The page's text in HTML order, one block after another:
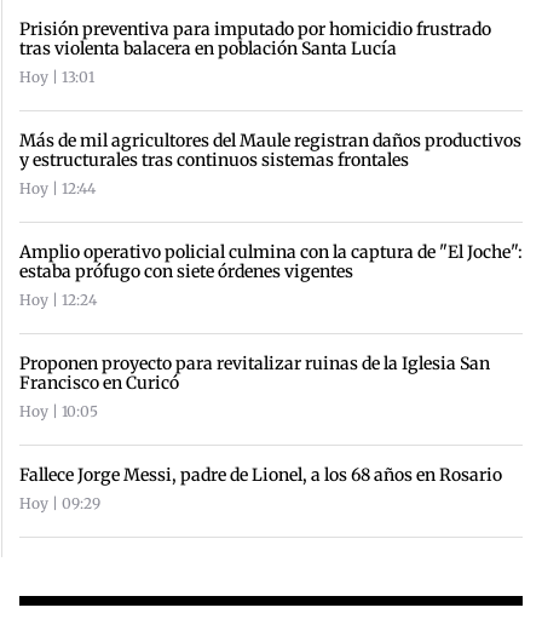
Prisión preventiva para imputado por homicidio frustrado
tras violenta balacera en población Santa Lucía
Hoy | 13:01
Más de mil agricultores del Maule registran daños productivos
y estructurales tras continuos sistemas frontales
Hoy | 12:44
Amplio operativo policial culmina con la captura de "El Joche":
estaba prófugo con siete órdenes vigentes
Hoy | 12:24
Proponen proyecto para revitalizar ruinas de la Iglesia San
Francisco en Curicó
Hoy | 10:05
Fallece Jorge Messi, padre de Lionel, a los 68 años en Rosario
Hoy | 09:29